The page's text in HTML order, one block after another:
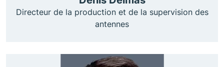
Directeur de la production et de la supervision des
antennes